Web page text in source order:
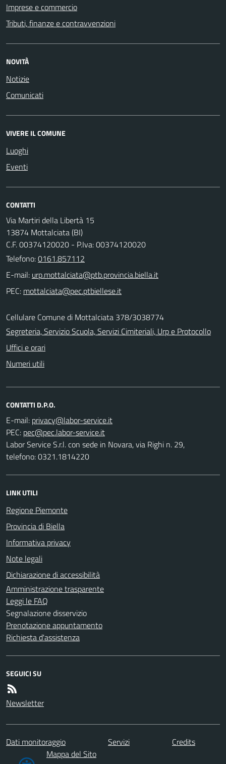
Imprese e commercio
Tributi, finanze e contravvenzioni
NOVITÀ
Notizie
Comunicati
VIVERE IL COMUNE
Luoghi
Eventi
CONTATTI
Via Martiri della Libertà 15
13874 Mottalciata (BI)
C.F. 00374120020 - P.Iva: 00374120020
Telefono:0161.857112
E-mail:
PEC:
Cellulare Comune di Mottalciata 378/3038774
Segreteria, Servizio Scuola, Servizi Cimiteriali, Urp e Protocollo
Uffici e orari
Numeri utili
CONTATTI D.P.O.
E-mail:
PEC:
Labor Service S.r.l. con sede in Novara, via Righi n. 29,
telefono: 0321.1814220
LINK UTILI
Regione Piemonte
Provincia di Biella
Informativa privacy
Note legali
Dichiarazione di accessibilità
Amministrazione trasparente
Leggi le FAQ
Segnalazione disservizio
Prenotazione appuntamento
Richiesta d'assistenza
SEGUICI SU
Newsletter
Dati monitoraggio Servizi
Credits
Mappa del Sito